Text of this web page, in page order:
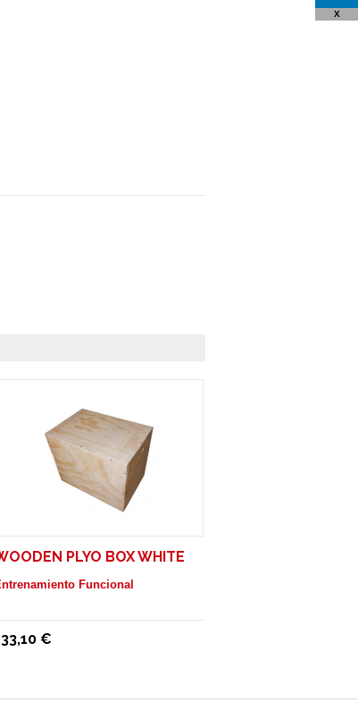
PLYO BOX WHITE
Funcional
€
X